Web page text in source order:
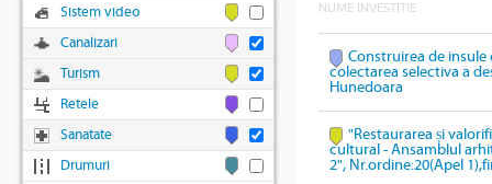
NUME INVESTITIE
Construirea de
colectarea selectiva a
Hunedoara
"Restaurarea și
cultural - Ansamblul
2", Nr.ordine:20(Apel
Sistem video
Canalizari
Turism
Retele
Sanatate
Drumuri